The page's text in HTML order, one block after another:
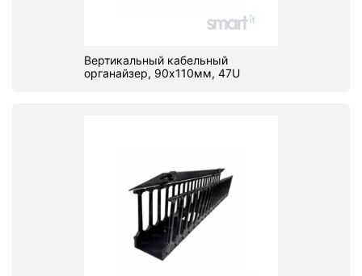
Вертикальный кабельный
органайзер, 90х110мм, 47U